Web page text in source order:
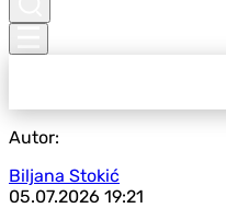
Autor:
Biljana Stokić
05.07.2026 19:21